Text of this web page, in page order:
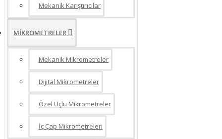
Mekanik Karıştırıcılar
MİKROMETRELER
Mekanik Mikrometreler
Dijital Mikrometreler
Özel Uçlu Mikrometreler
İç Çap Mikrometreleri